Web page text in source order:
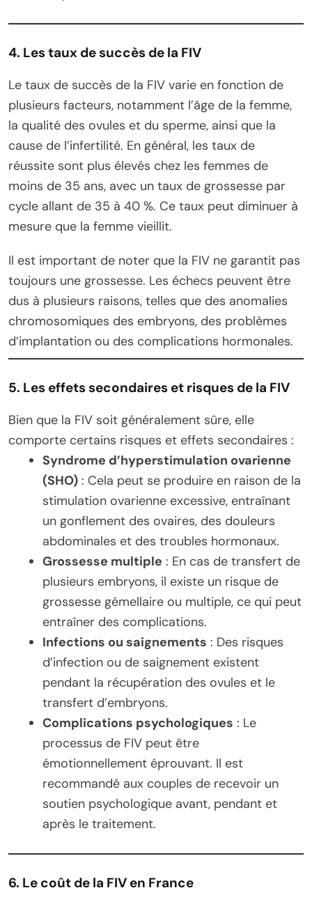
4. Les taux de succès de la FIV
Le taux de succès de la FIV varie en fonction de
plusieurs facteurs, notamment l’âge de la femme,
la qualité des ovules et du sperme, ainsi que la
cause de l’infertilité. En général, les taux de
réussite sont plus élevés chez les femmes de
moins de 35 ans, avec un taux de grossesse par
cycle allant de 35 à 40 %. Ce taux peut diminuer à
mesure que la femme vieillit.
Il est important de noter que la FIV ne garantit pas
toujours une grossesse. Les échecs peuvent être
dus à plusieurs raisons, telles que des anomalies
chromosomiques des embryons, des problèmes
d’implantation ou des complications hormonales.
5. Les effets secondaires et risques de la FIV
Bien que la FIV soit généralement sûre, elle
comporte certains risques et effets secondaires :
Syndrome d’hyperstimulation ovarienne
(SHO) : Cela peut se produire en raison de la
stimulation ovarienne excessive, entraînant
un gonflement des ovaires, des douleurs
abdominales et des troubles hormonaux.
Grossesse multiple : En cas de transfert de
plusieurs embryons, il existe un risque de
grossesse gémellaire ou multiple, ce qui peut
entraîner des complications.
Infections ou saignements : Des risques
d’infection ou de saignement existent
pendant la récupération des ovules et le
transfert d’embryons.
Complications psychologiques : Le
processus de FIV peut être
émotionnellement éprouvant. Il est
recommandé aux couples de recevoir un
soutien psychologique avant, pendant et
après le traitement.
6. Le coût de la FIV en France